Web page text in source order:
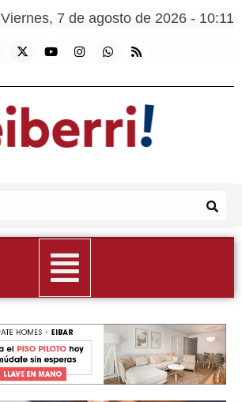
Viernes, 7 de agosto de 2026 - 10:11